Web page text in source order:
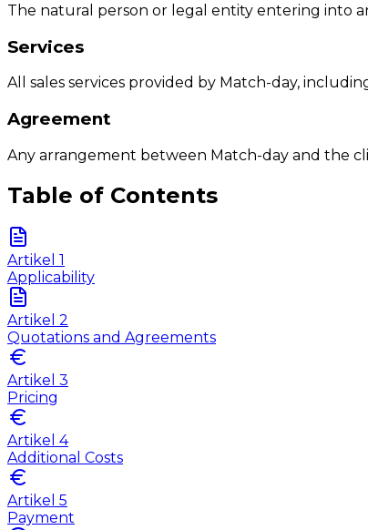
The natural person or legal entity entering into
Services
All sales services provided by Match-day,
Agreement
Any arrangement between Match-day and the
Table of Contents
Artikel 1
Applicability
Artikel 2
Quotations and Agreements
Artikel 3
Pricing
Artikel 4
Additional Costs
Artikel 5
Payment